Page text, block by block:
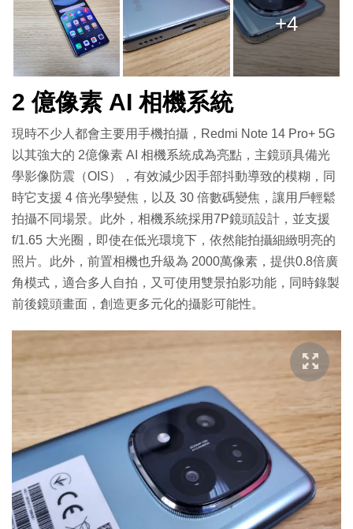
+4
2 億像素 AI 相機系統
現時不少人都會主要用手機拍攝，Redmi Note 14 Pro+ 5G
以其強大的 2億像素 AI 相機系統成為亮點，主鏡頭具備光
學影像防震（OIS），有效減少因手部抖動導致的模糊，同
時它支援 4 倍光學變焦，以及 30 倍數碼變焦，讓用戶輕鬆
拍攝不同場景。此外，相機系統採用7P鏡頭設計，並支援
f/1.65 大光圈，即使在低光環境下，依然能拍攝細緻明亮的
照片。此外，前置相機也升級為 2000萬像素，提供0.8倍廣
角模式，適合多人自拍，又可使用雙景拍影功能，同時錄製
前後鏡頭畫面，創造更多元化的攝影可能性。